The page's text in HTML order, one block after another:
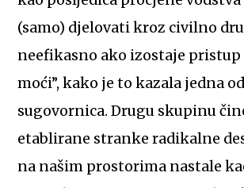
(samo) djelovati kroz civilno
neefikasno ako izostaje pristup
moći”, kako je to kazala jedna
sugovornica. Drugu skupinu
etablirane stranke radikalne
na našim prostorima nastale